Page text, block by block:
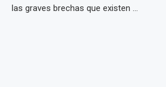
las graves brechas que existen ...